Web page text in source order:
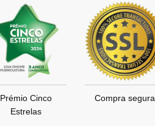
Prémio Cinco
Estrelas
Compra segura